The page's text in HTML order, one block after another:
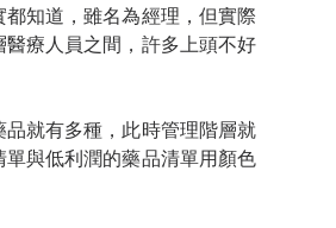
知道，雖名為經理，但實際
療人員之間，許多上頭不好
就有多種，此時管理階層就
與低利潤的藥品清單用顏色